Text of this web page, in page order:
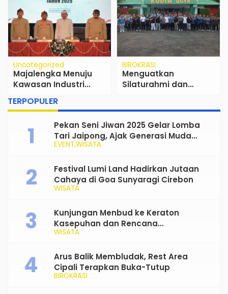
Uncategorized
Majalengka Menuju
Kawasan Industri
SDM Lokal untuk
BIROKRASI
Menguatkan
Silaturahmi dan
Kegiatan Olahraga
Bersama
TERPOPULER
EVENT WISATA
Pekan Seni Jiwan 2025 Gelar Lomba
Tari Jaipong, Ajak Generasi Muda
Rayakan dan Lestarikan Budaya
WISATA
Festival Lumi Land Hadirkan Jutaan
Cahaya di Goa Sunyaragi Cirebon
WISATA
Kunjungan Menbud ke Keraton
Kasepuhan dan Rencana
Transformasi Gedung Kesenian Nyi
BIROKRASI
Arus Balik Membludak, Rest Area
Cipali Terapkan Buka-Tutup